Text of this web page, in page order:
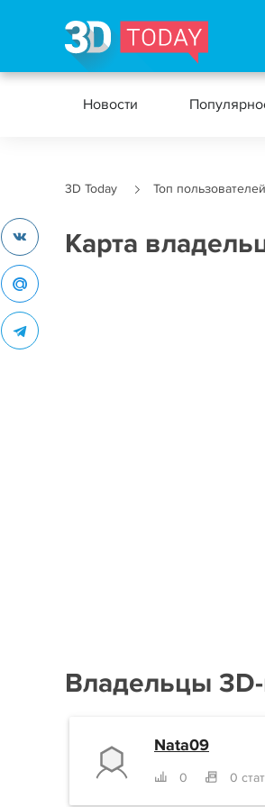
Новости
3D Today Топ пользователей
Карта
Владельцы
Nata09
0 0